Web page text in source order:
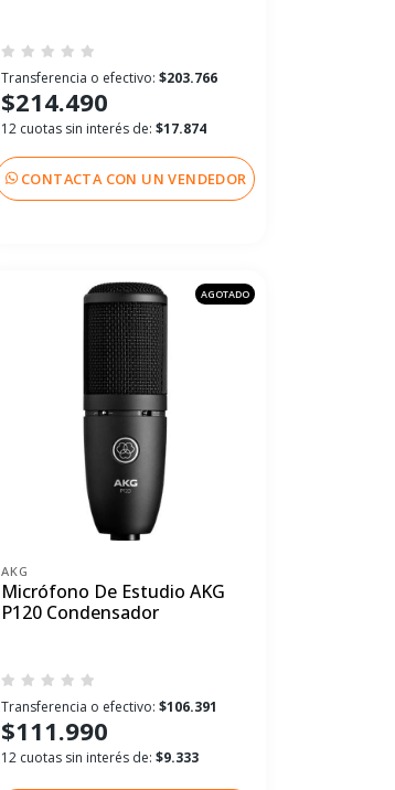
Transferencia o efectivo: $203.766
$214.490
12 cuotas sin interés de: $17.874
CONTACTA CON UN VENDEDOR
AGOTADO
AKG
Micrófono De Estudio AKG
P120 Condensador
Transferencia o efectivo: $106.391
$111.990
12 cuotas sin interés de: $9.333